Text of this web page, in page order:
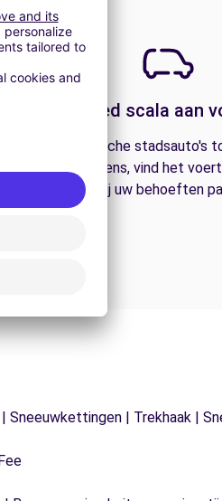
Een breed scala aan
Van economische stadsauto's
en bestelwagens, vind het
bij uw behoeften
| Trekhaak |